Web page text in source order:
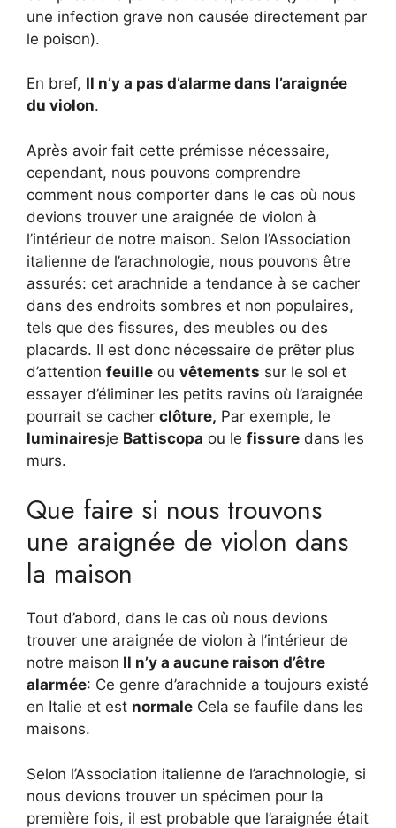
une infection grave non causée directement par
le poison).
En bref, Il n’y a pas d’alarme dans l’araignée
du violon.
Après avoir fait cette prémisse nécessaire,
cependant, nous pouvons comprendre
comment nous comporter dans le cas où nous
devions trouver une araignée de violon à
l’intérieur de notre maison. Selon l’Association
italienne de l’arachnologie, nous pouvons être
assurés: cet arachnide a tendance à se cacher
dans des endroits sombres et non populaires,
tels que des fissures, des meubles ou des
placards. Il est donc nécessaire de prêter plus
d’attention feuille ou vêtements sur le sol et
essayer d’éliminer les petits ravins où l’araignée
pourrait se cacher clôture, Par exemple, le
luminairesje Battiscopa ou le fissure dans les
murs.
Que faire si nous trouvons
une araignée de violon dans
la maison
Tout d’abord, dans le cas où nous devions
trouver une araignée de violon à l’intérieur de
notre maison Il n’y a aucune raison d’être
alarmée: Ce genre d’arachnide a toujours existé
en Italie et est normale Cela se faufile dans les
maisons.
Selon l’Association italienne de l’arachnologie, si
nous devions trouver un spécimen pour la
première fois, il est probable que l’araignée était